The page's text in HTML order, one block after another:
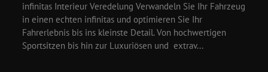
infinitas Interieur Veredelung Verwandeln Sie Ihr Fahrzeug
in einen echten infinitas und optimieren Sie Ihr
Fahrerlebnis bis ins kleinste Detail. Von hochwertigen
Sportsitzen bis hin zur Luxuriösen und extrav...